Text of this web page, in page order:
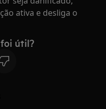
ativa e desliga o
útil?